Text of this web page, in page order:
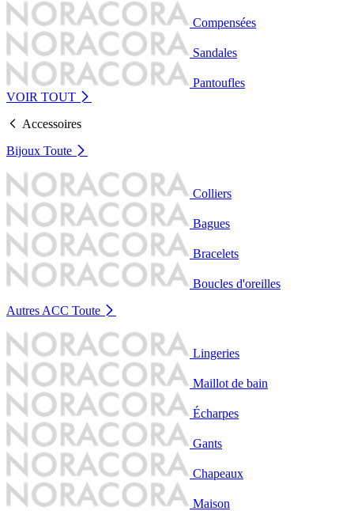
Compensées
Sandales
Pantoufles
VOIR TOUT
Accessoires
Bijoux Toute
Colliers
Bagues
Bracelets
Boucles d'oreilles
Autres ACC Toute
Lingeries
Maillot de bain
Écharpes
Gants
Chapeaux
Maison